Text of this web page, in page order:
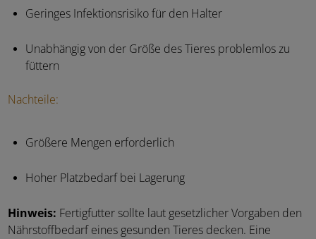
Geringes Infektionsrisiko für den Halter
Unabhängig von der Größe des Tieres problemlos zu
füttern
Nachteile:
Größere Mengen erforderlich
Hoher Platzbedarf bei Lagerung
Hinweis: Fertigfutter sollte laut gesetzlicher Vorgaben den
Nährstoffbedarf eines gesunden Tieres decken. Eine